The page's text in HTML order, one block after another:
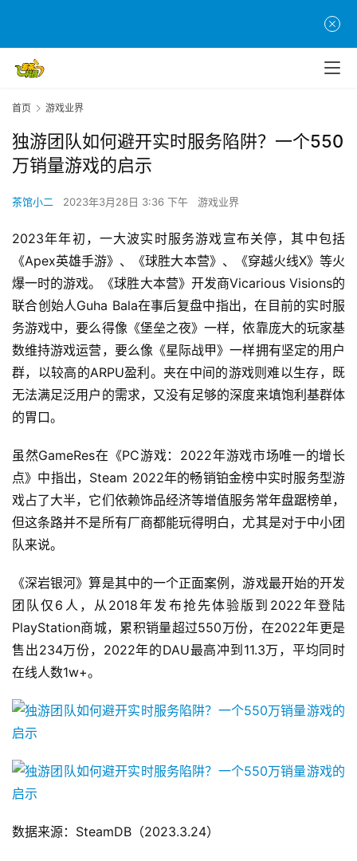
首页 游戏业界
独游团队如何避开实时服务陷阱？一个550
万销量游戏的启示
茶馆小二 2023年3月28日 3:36 下午 游戏业界
2023年年初，一大波实时服务游戏宣布关停，其中包括
《Apex英雄手游》、《球胜大本营》、《穿越火线X》等火
爆一时的游戏。《球胜大本营》开发商Vicarious Visions的
联合创始人Guha Bala在事后复盘中指出，在目前的实时服
务游戏中，要么得像《堡垒之夜》一样，依靠庞大的玩家基
数维持游戏运营，要么像《星际战甲》一样拥有坚定的用户
群，以较高的ARPU盈利。夹在中间的游戏则难以生存，既
无法满足泛用户的需求，又没有足够的深度来填饱利基群体
的胃口。
虽然GameRes在《PC游戏：2022年游戏市场唯一的增长
点》中指出，Steam 2022年的畅销铂金榜中实时服务型游
戏占了大半，它们依赖饰品经济等增值服务常年盘踞榜单，
但这条路并不是所有厂商都能玩得明白，尤其是对于中小团
队来说。
《深岩银河》算是其中的一个正面案例，游戏最开始的开发
团队仅6人，从2018年发布抢先体验版到2022年登陆
PlayStation商城，累积销量超过550万份，在2022年更是
售出234万份，2022年的DAU最高冲到11.3万，平均同时
在线人数1w+。
数据来源：SteamDB（2023.3.24）